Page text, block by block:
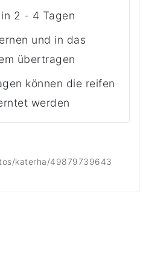
2 - 4 Tagen
und in das
übertragen
können die reifen
werden
katerha/49879739643